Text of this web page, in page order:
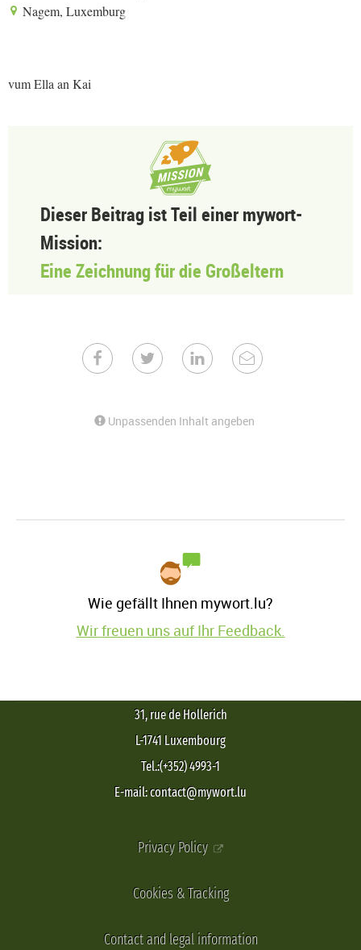
Nagem, Luxemburg
vum Ella an Kai
Dieser Beitrag ist Teil einer mywort-
Mission:
Eine Zeichnung für die Großeltern
Unpassenden Inhalt angeben
Wie gefällt Ihnen mywort.lu?
Wir freuen uns auf Ihr Feedback.
31, rue de Hollerich
L-1741 Luxembourg
Tel.:(+352) 4993-1
E-mail: contact@mywort.lu
Privacy Policy
Cookies & Tracking
Contact and legal information